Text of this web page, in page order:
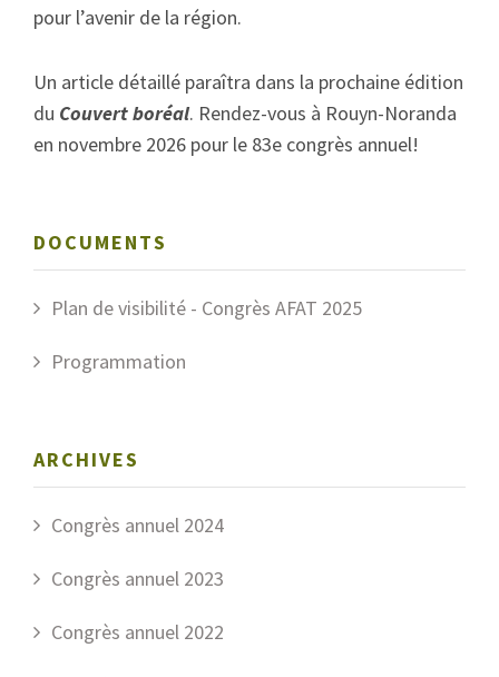
pour l’avenir de la région.
Un article détaillé paraîtra dans la prochaine édition
du Couvert boréal. Rendez-vous à Rouyn-Noranda
en novembre 2026 pour le 83e congrès annuel!
DOCUMENTS
Plan de visibilité - Congrès AFAT 2025
Programmation
ARCHIVES
Congrès annuel 2024
Congrès annuel 2023
Congrès annuel 2022